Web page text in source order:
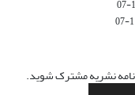
نشریه مشترک شوید.